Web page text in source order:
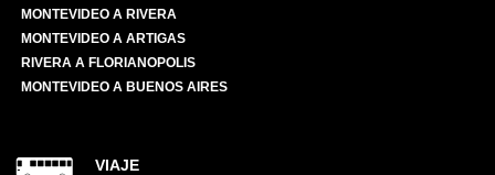
MONTEVIDEO A RIVERA
MONTEVIDEO A ARTIGAS
RIVERA A FLORIANOPOLIS
MONTEVIDEO A BUENOS AIRES
VIAJE